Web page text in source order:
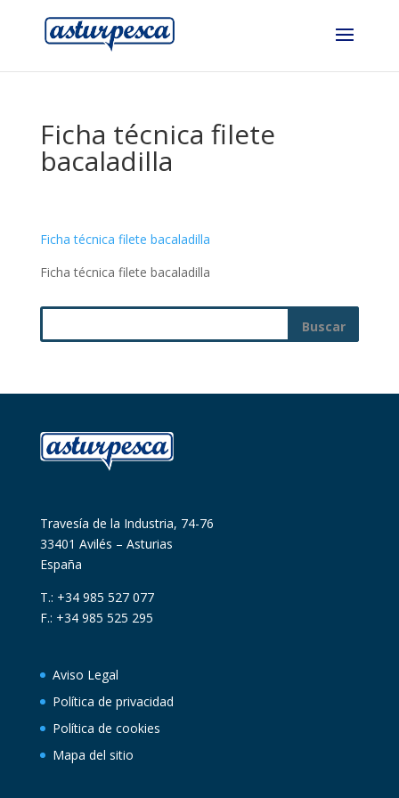
Ficha técnica filete
bacaladilla
Ficha técnica filete bacaladilla
Ficha técnica filete bacaladilla
Travesía de la Industria, 74-76
33401 Avilés – Asturias
España
T.: +34 985 527 077
F.: +34 985 525 295
Aviso Legal
Política de privacidad
Política de cookies
Mapa del sitio